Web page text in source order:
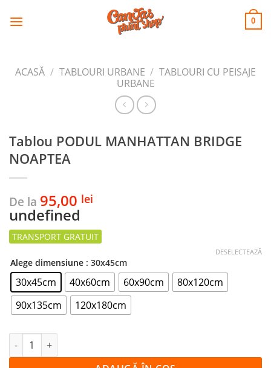
CANVAS
PRINT SHOP 0
ACASĂ / TABLOURI URBANE / TABLOURI CU PEISAJE
URBANE
Tablou PODUL MANHATTAN BRIDGE
NOAPTEA
De la 95,00 lei
undefined
Alege dimensiune : 30x45cm
30x45cm 40x60cm 60x90cm
80x120cm
90x135cm
120x180cm
DESELECTEAZĂ
Cantitate Tablou PODUL MANHATTAN BRIDGE